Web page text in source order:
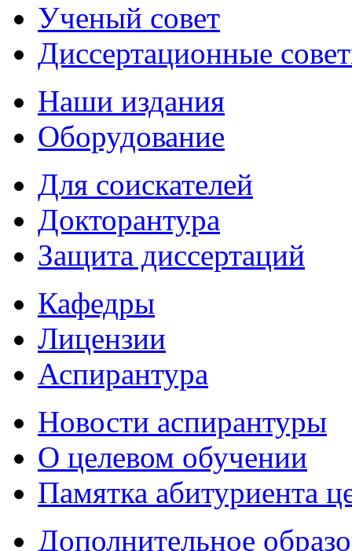
Ученый совет
Диссертационные
Наши издания
Оборудование
Для соискателей
Докторантура
Защита диссертаций
Кафедры
Лицензии
Аспирантура
Новости аспирантуры
О целевом обучении
Памятка абитуриента
Дополнительное